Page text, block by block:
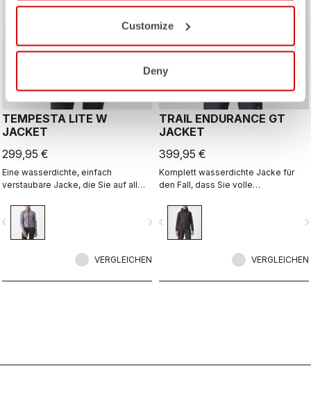
Customize
Deny
TEMPESTA LITE W
JACKET
299,95 €
Eine wasserdichte, einfach
verstaubare Jacke, die Sie auf all
absolut atmungsaktiv, extrem leicht
und bietet eine großartige
Passform. Perfekt bei Regen oder
zusätzlichen Schutz benötigen.
navigate_next
VERGLEICHEN
TRAIL ENDURANCE GT
JACKET
399,95 €
Komplett wasserdichte Jacke für
den Fall, dass Sie volle
Regen oder einfach vor Kälte. So
gestylt, dass Sie darin auch ohne
Bike eine gute Figur machen.
navigate_before
VERGLEICHEN